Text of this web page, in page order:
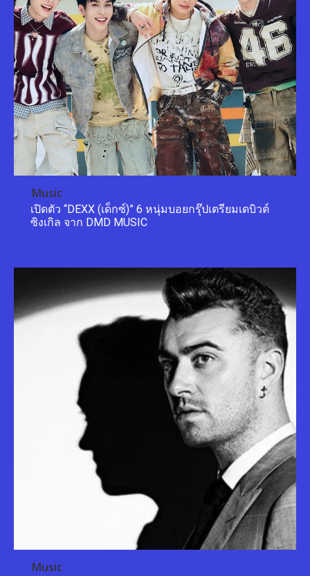
Music
เปิดตัว “DEXX (เด็กซ์)” 6 หนุ่มบอยกรุ๊ปเตรียมเดบิวต์
ซิงเกิล จาก DMD MUSIC
Music